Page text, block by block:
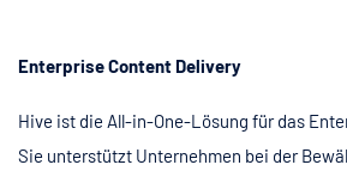
Enterprise Content Delivery
Hive ist die All-in-One-Lösung für das
Sie unterstützt Unternehmen bei der